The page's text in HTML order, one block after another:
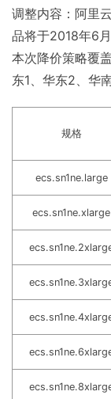
调整内容：阿里
品将于2018年6
本次降价策略覆
东1、华东2、华
规格
ecs.sn1ne.large
ecs.sn1ne.xlarge